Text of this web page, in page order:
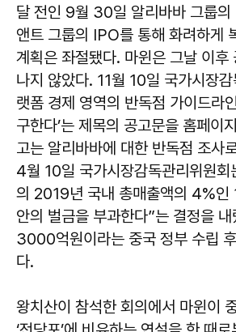
달 전인 9월 30일 알리바바 그룹의
앤트 그룹의 IPO를 통해 화려하게
계획은 좌절됐다. 마윈은 그날 이후
나지 않았다. 11월 10일 국가시장감
랫폼 경제 영역의 반독점 가이드라
구한다’는 제목의 공고문을 홈페이
고는 알리바바에 대한 반독점 조사
4월 10일 국가시장감독관리위원회
의 2019년 국내 총매출액의 4%
안의 벌금을 부과한다”는 결정을
3000억원이라는 중국 정부 수립
다.
왕치산이 참석한 회의에서 마윈이